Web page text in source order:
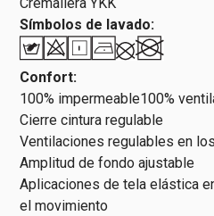
Cremallera YKK
Símbolos de lavado:
Confort:
100% impermeable100%
Cierre cintura regulable
Ventilaciones regulables en
Amplitud de fondo ajustable
Aplicaciones de tela elástica
el movimiento